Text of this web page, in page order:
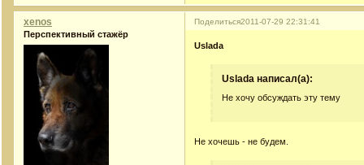
Поделиться2011-07-29 22:31:41
xenos
Перспективный стажёр
Uslada
Uslada написал(а):
Не хочу обсуждать эту тему
Не хочешь - не будем.